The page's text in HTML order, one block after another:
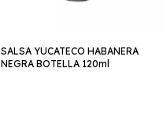
SALSA YUCATECO HABANERA
NEGRA BOTELLA 120ml